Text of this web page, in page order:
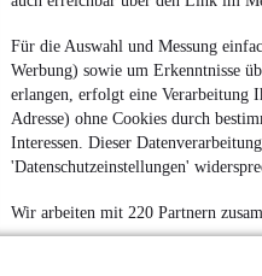
Für die Auswahl und Messung
Werbung) sowie um Erkenntnisse
erlangen, erfolgt eine Verarbeitung
Adresse) ohne Cookies durch
Interessen. Dieser
'Datenschutzeinstellungen'
Wir arbeiten mit 220 Partnern
Powered
VonAuto verkaufenüber